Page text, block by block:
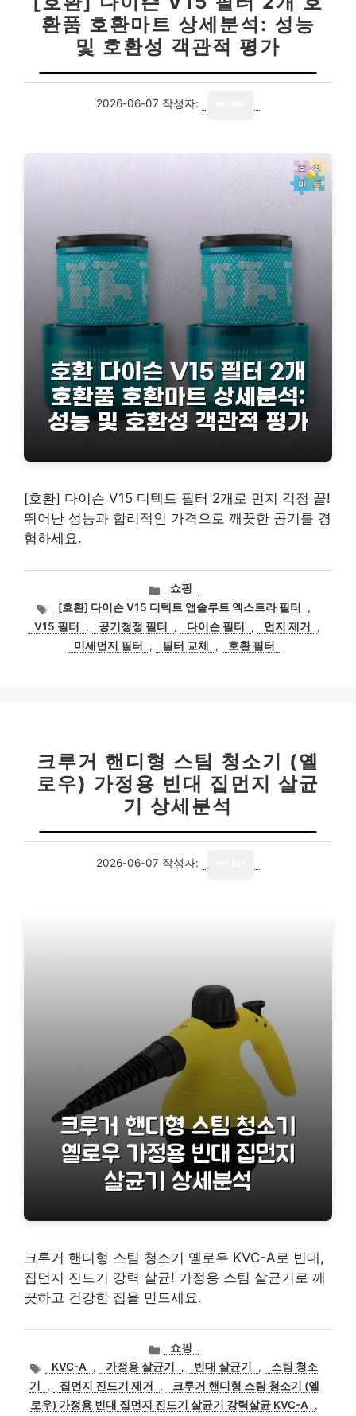
환품 호환마트 상세분석: 성능
및 호환성 객관적 평가
2026-06-07 작성자:
[호환] 다이슨 V15 디텍트 필터 2개로 먼지 걱정 끝!
뛰어난 성능과 합리적인 가격으로 깨끗한 공기를 경
험하세요.
카
테
고
리
쇼핑
태
그
[호환] 다이슨 V15 디텍트 앱솔루트 엑스트라 필터
,
V15 필터
, 공기청정 필터 , 다이슨 필터 , 먼지 제거
,
미세먼지 필터
, 필터 교체 , 호환 필터
크루거 핸디형 스팀 청소기 (옐
로우) 가정용 빈대 집먼지 살균
기 상세분석
2026-06-07 작성자:
크루거 핸디형 스팀 청소기 옐로우 KVC-A로 빈대,
집먼지 진드기 강력 살균! 가정용 스팀 살균기로 깨
끗하고 건강한 집을 만드세요.
카
테
고
리
쇼핑
태KVC-A , 가정용 살균기 , 빈대 살균기 ,
스팀 청소
기
, 집먼지 진드기 제거 ,
크루거 핸디형 스팀 청소기 (옐
로우) 가정용 빈대 집먼지 진드기 살균기 강력살균 KVC-A
,